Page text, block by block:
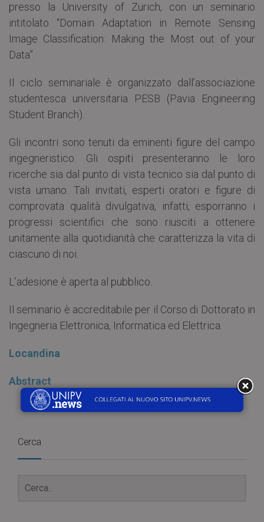
presso la University of Zurich, con un seminario
intitolato “Domain Adaptation in Remote Sensing
Image Classification: Making the Most out of your
Data”.
Il ciclo seminariale è organizzato dall’associazione
studentesca universitaria PESB (Pavia Engineering
Student Branch).
Gli incontri sono tenuti da eminenti figure del campo
ingegneristico. Gli ospiti presenteranno le loro
ricerche sia dal punto di vista tecnico sia dal punto di
vista umano. Tali invitati, esperti oratori e figure di
comprovata qualità divulgativa, infatti, esporranno i
progressi scientifici che sono riusciti a ottenere
unitamente alla quotidianità che caratterizza la vita di
ciascuno di noi.
L’adesione è aperta al pubblico.
Il seminario è accreditabile per il Corso di Dottorato in
Ingegneria Elettronica, Informatica ed Elettrica.
Locandina
Abstract
Cerca